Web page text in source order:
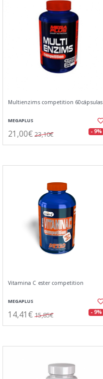
Multienzims competition 60cápsulas
MEGAPLUS
21,00€ 23,10€ - 9%
Vitamina C ester competition
MEGAPLUS
14,41€ 15,85€ - 9%